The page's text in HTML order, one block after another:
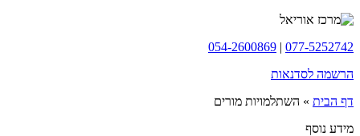
077-5252742
|
054-2600869
הרשמה לסדנאות
דף הבית » השתלמויות מורים
מידע נוסף